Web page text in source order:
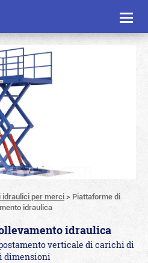
Toggle
idraulici per merci> Piattaforme di
idraulica
idraulica
verticale di carichi di
dimensioni